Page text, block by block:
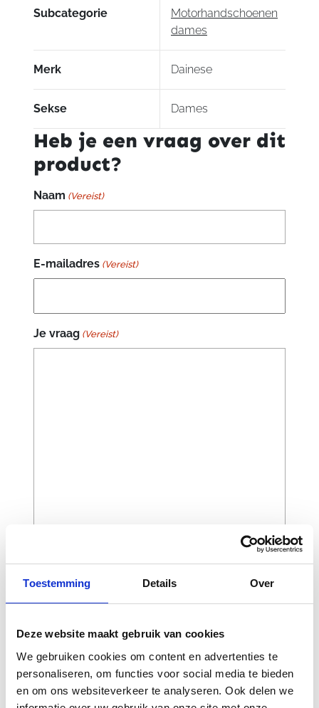
Toestemming Details Over
Deze website maakt gebruik van cookies
We gebruiken cookies om content en advertenties te
personaliseren, om functies voor social media te bieden
en om ons websiteverkeer te analyseren. Ook delen we
N32
Subcategorie
Motorhandschoenen
dames
Merk Dainese
Sekse Dames
Heb je een vraag over dit
product?
Naam (Vereist)
E-mailadres (Vereist)
Je vraag (Vereist)
CAPTCHA